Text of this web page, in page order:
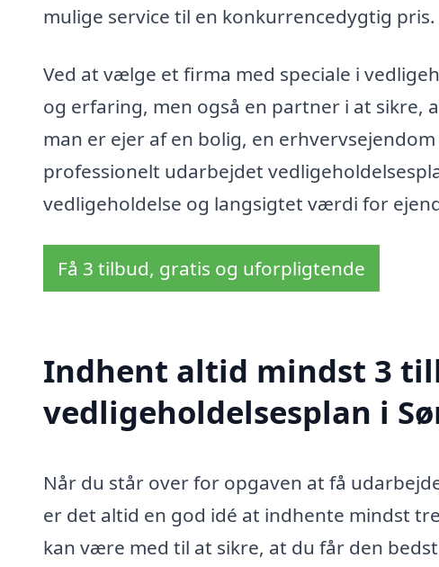
mulige service til en konkurrencedygtig pris.
Ved at vælge et firma med speciale i
og erfaring, men også en partner i at
man er ejer af en bolig, en
professionelt udarbejdet
vedligeholdelse og langsigtet værdi for
Få 3 tilbud, gratis og uforpligtende
Indhent altid mindst 3
vedligeholdelsesplan i
Når du står over for opgaven at få
er det altid en god idé at indhente mindst
kan være med til at sikre, at du får den